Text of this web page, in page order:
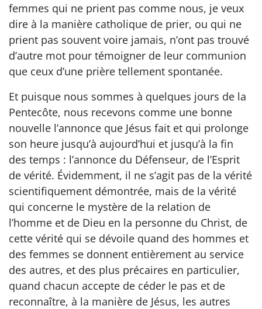
femmes qui ne prient pas comme nous, je veux
dire à la manière catholique de prier, ou qui ne
prient pas souvent voire jamais, n’ont pas trouvé
d’autre mot pour témoigner de leur communion
que ceux d’une prière tellement spontanée.
Et puisque nous sommes à quelques jours de la
Pentecôte, nous recevons comme une bonne
nouvelle l’annonce que Jésus fait et qui prolonge
son heure jusqu’à aujourd’hui et jusqu’à la fin
des temps : l’annonce du Défenseur, de l’Esprit
de vérité. Évidemment, il ne s’agit pas de la vérité
scientifiquement démontrée, mais de la vérité
qui concerne le mystère de la relation de
l’homme et de Dieu en la personne du Christ, de
cette vérité qui se dévoile quand des hommes et
des femmes se donnent entièrement au service
des autres, et des plus précaires en particulier,
quand chacun accepte de céder le pas et de
reconnaître, à la manière de Jésus, les autres